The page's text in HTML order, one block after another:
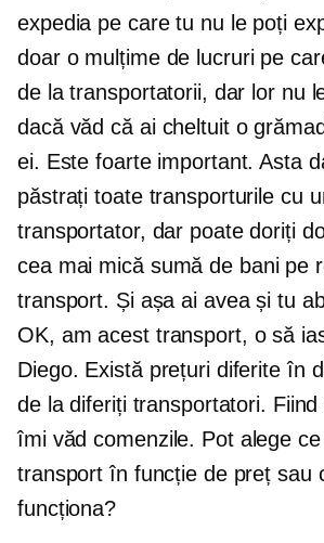
expedia pe care tu nu le poți
doar o mulțime de lucruri pe
de la transportatorii, dar lor nu
dacă văd că ai cheltuit o
ei. Este foarte important. Asta
păstrați toate transporturile cu
transportator, dar poate doriți
cea mai mică sumă de bani pe
transport. Și așa ai avea și tu
OK, am acest transport, o să
Diego. Există prețuri diferite în
de la diferiți transportatori. Fiind
îmi văd comenzile. Pot alege
transport în funcție de preț sau
funcționa?